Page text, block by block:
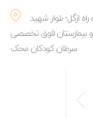
ازگل- بلوار شهید
و بیمارستان فوق تخصصی
سرطان کودکان محک